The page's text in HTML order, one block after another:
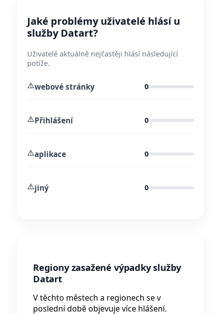
Jaké problémy uživatelé hlásí u
služby Datart?
Uživatelé aktuálně nejčastěji hlásí následující
potíže.
⚠️webové stránky 0
⚠️Přihlášení 0
⚠️aplikace 0
⚠️jiný 0
Regiony zasažené výpadky služby
Datart
V těchto městech a regionech se v
poslední době objevuje více hlášení.